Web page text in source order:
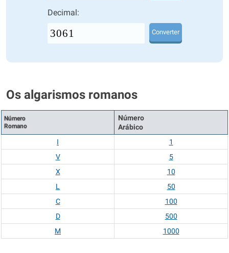
Decimal:
Converter
Os algarismos romanos
Número
Romano
Número
Arábico
I
1
V
5
X
10
L
50
C
100
D
500
M
1000